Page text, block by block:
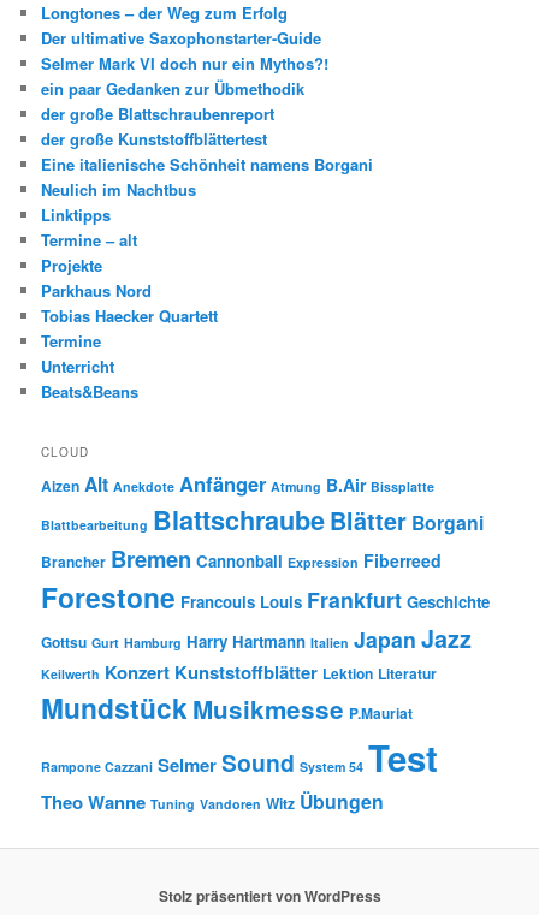
Longtones – der Weg zum Erfolg
Der ultimative Saxophonstarter-Guide
Selmer Mark VI doch nur ein Mythos?!
ein paar Gedanken zur Übmethodik
der große Blattschraubenreport
der große Kunststoffblättertest
Eine italienische Schönheit namens Borgani
Neulich im Nachtbus
Linktipps
Termine – alt
Projekte
Parkhaus Nord
Tobias Haecker Quartett
Termine
Unterricht
Beats&Beans
CLOUD
Aizen Alt Anekdote Anfänger Atmung B.Air Bissplatte
Blattbearbeitung BlattschraubeBlätter Borgani
Brancher Bremen Cannonball Expression Fiberreed
Forestone Francouis Louis Frankfurt Geschichte
Gottsu Gurt Hamburg Harry Hartmann Italien Japan Jazz
Keilwerth Konzert Kunststoffblätter Lektion Literatur
Mundstück Musikmesse P.Mauriat
Rampone Cazzani SelmerSound System 54 Test
Theo Wanne Tuning Vandoren Witz Übungen
Stolz präsentiert von WordPress